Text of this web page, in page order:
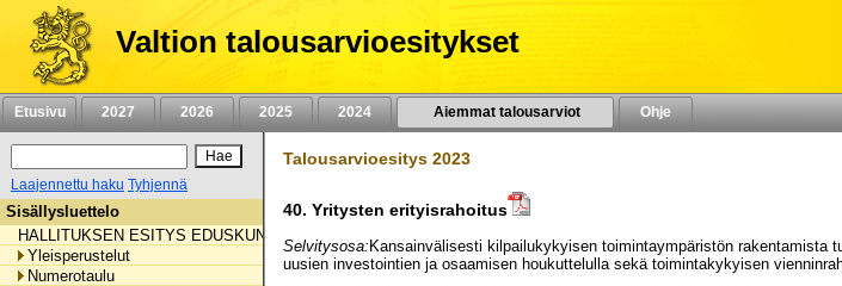
Siirry
sisältöön
Valtion talousarvioesitykset
Etusivu 2027 2026 2025 2024 Aiemmat talousarviot Ohje
Laajennettu haku Tyhjennä
Sisällysluettelo
HALLITUKSEN ESITYS EDUSKUNNALLE VALTION TALOUSARVIOKSI VUODELLE 2023
Yleisperustelut
Numerotaulu
Talousarvioesitys 2023
40. Yritysten erityisrahoitus
Selvitysosa: Kansainvälisesti kilpailukykyisen toimintaympäristön rakentamista
uusien investointien ja osaamisen houkuttelulla sekä toimintakykyisen